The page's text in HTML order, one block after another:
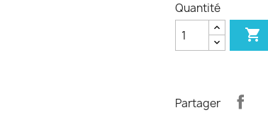
Quantité

Partager